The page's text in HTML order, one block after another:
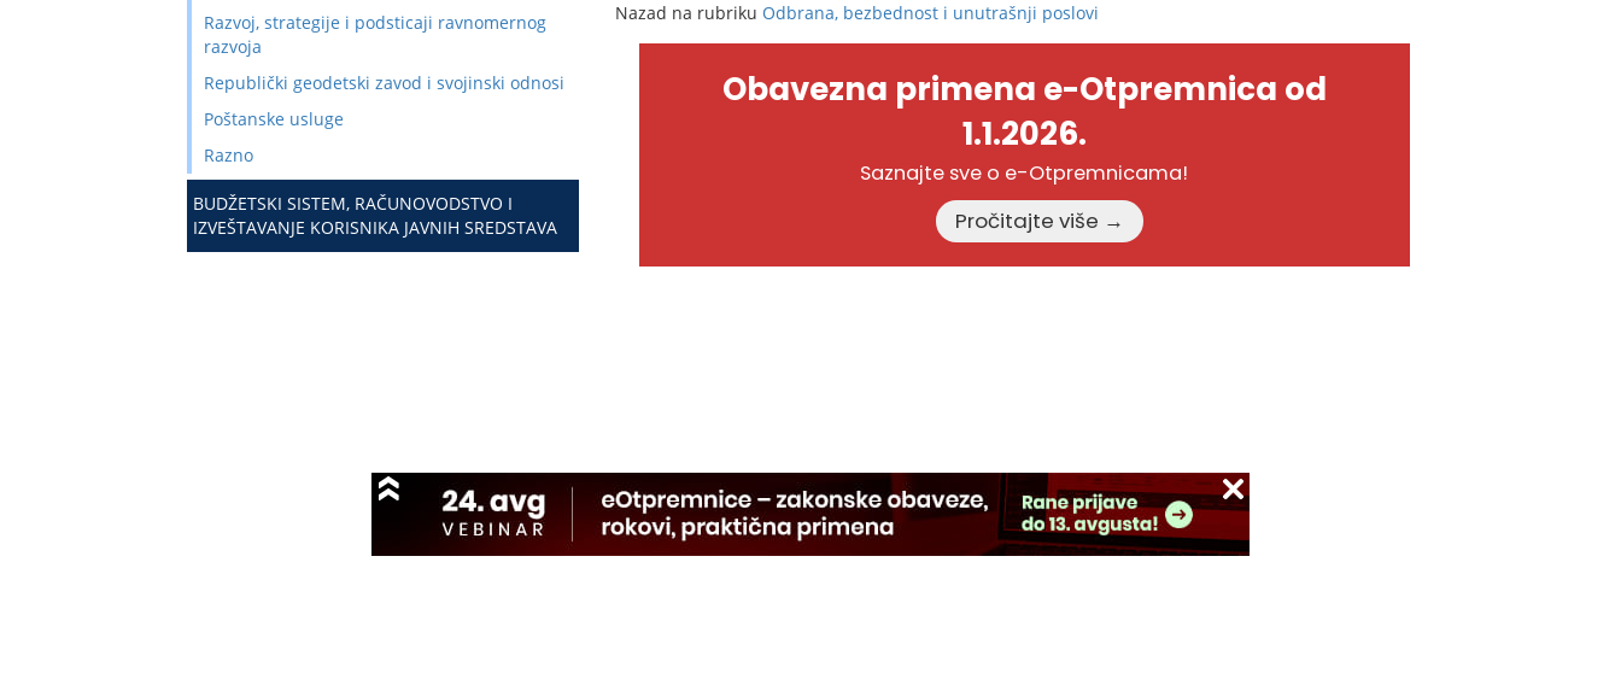
Razvoj, strategije i podsticaji ravnomernog
razvoja
Republički geodetski zavod i svojinski odnosi
Poštanske usluge
Razno
BUDŽETSKI SISTEM, RAČUNOVODSTVO I
IZVEŠTAVANJE KORISNIKA JAVNIH SREDSTAVA
Nazad na rubriku Odbrana, bezbednost i unutrašnji poslovi
Obavezna primena e-Otpremnica od
1.1.2026.
Saznajte sve o e-Otpremnicama!
Pročitajte više →